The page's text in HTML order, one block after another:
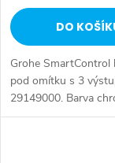
DO
Grohe SmartControl
pod omítku s 3
29149000. Barva